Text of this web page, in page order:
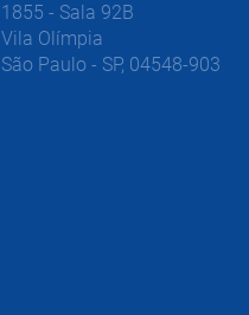
1855 - Sala 92B
Vila Olímpia
São Paulo - SP, 04548-903